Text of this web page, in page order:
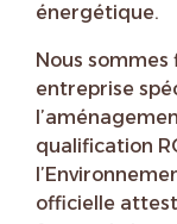
énergétique.
Nous sommes
entreprise
qualification
officielle